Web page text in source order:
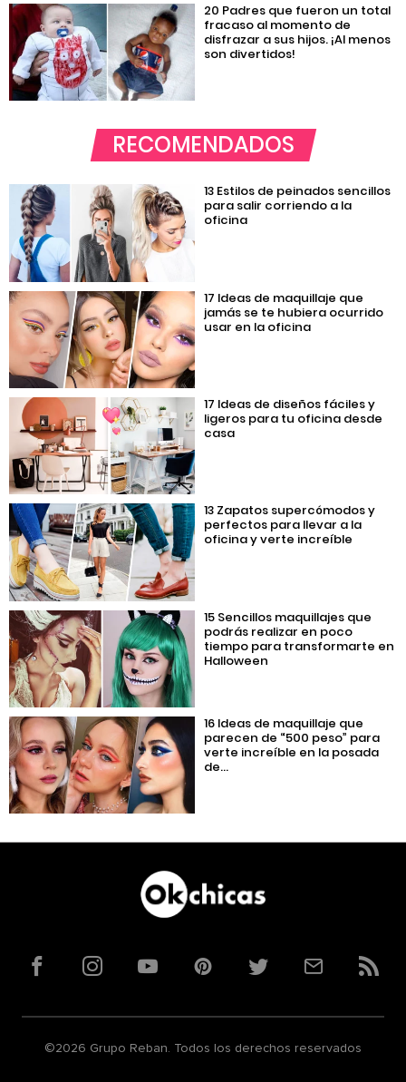
20 Padres que fueron un total
fracaso al momento de
disfrazar a sus hijos. ¡Al menos
son divertidos!
RECOMENDADOS
13 Estilos de peinados sencillos
para salir corriendo a la
oficina
17 Ideas de maquillaje que
jamás se te hubiera ocurrido
usar en la oficina
17 Ideas de diseños fáciles y
ligeros para tu oficina desde
casa
13 Zapatos supercómodos y
perfectos para llevar a la
oficina y verte increíble
15 Sencillos maquillajes que
podrás realizar en poco
tiempo para transformarte en
Halloween
16 Ideas de maquillaje que
parecen de “500 peso” para
verte increíble en la posada
de...
FacebookInstagramYouTubePinterestTwitterCorreoRSS
©2026 Grupo Reban. Todos los derechos reservados